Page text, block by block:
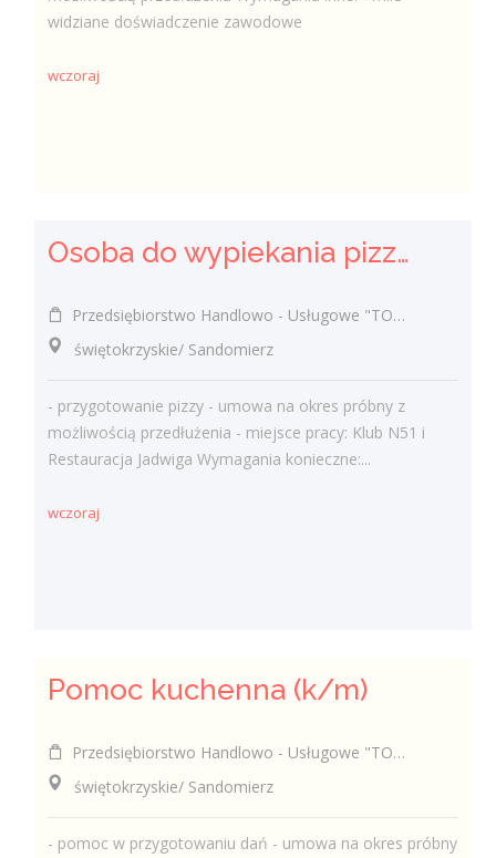
widziane doświadczenie zawodowe
wczoraj
Osoba do wypiekania pizzy (k/m)
Przedsiębiorstwo Handlowo - Usługowe "TOMAX" Tomasz Winiarski
świętokrzyskie/ Sandomierz
- przygotowanie pizzy - umowa na okres próbny z
możliwością przedłużenia - miejsce pracy: Klub N51 i
Restauracja Jadwiga Wymagania konieczne:...
wczoraj
Pomoc kuchenna (k/m)
Przedsiębiorstwo Handlowo - Usługowe "TOMAX" Tomasz Winiarski
świętokrzyskie/ Sandomierz
- pomoc w przygotowaniu dań - umowa na okres próbny